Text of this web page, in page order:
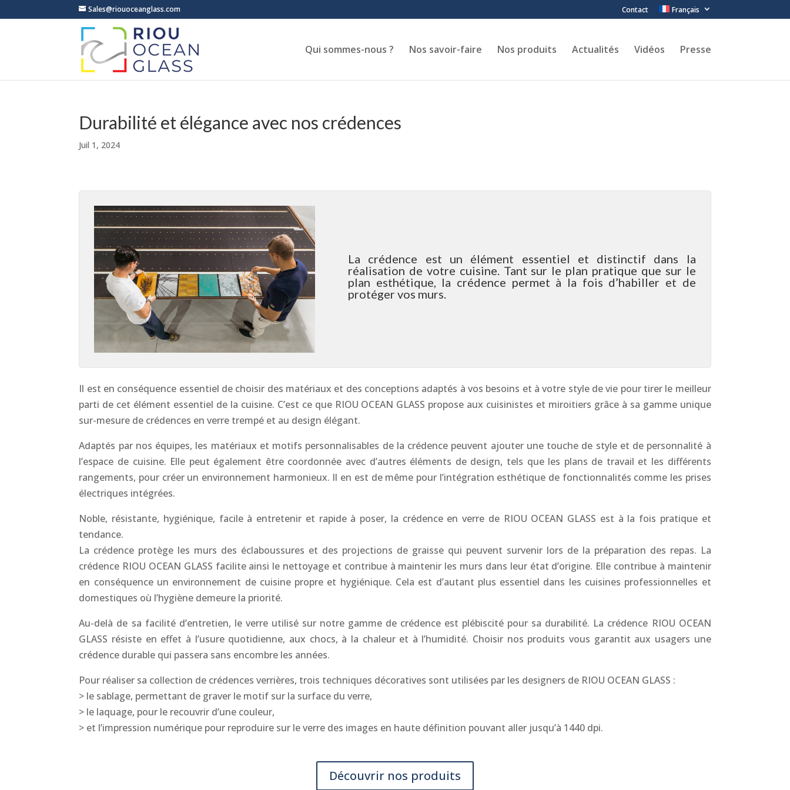
Sales@riouoceanglass.com Contact Français
Qui sommes-nous ? Nos savoir-faire Nos produits Actualités Vidéos Presse
Durabilité et élégance avec nos crédences
Juil 1, 2024
La crédence est un élément essentiel et distinctif dans la
réalisation de votre cuisine. Tant sur le plan pratique que sur le
plan esthétique, la crédence permet à la fois d’habiller et de
protéger vos murs.
Il est en conséquence essentiel de choisir des matériaux et des conceptions adaptés à vos besoins et à votre style de vie pour tirer le meilleur
parti de cet élément essentiel de la cuisine. C’est ce que RIOU OCEAN GLASS propose aux cuisinistes et miroitiers grâce à sa gamme unique
sur-mesure de crédences en verre trempé et au design élégant.
Adaptés par nos équipes, les matériaux et motifs personnalisables de la crédence peuvent ajouter une touche de style et de personnalité à
l’espace de cuisine. Elle peut également être coordonnée avec d’autres éléments de design, tels que les plans de travail et les différents
rangements, pour créer un environnement harmonieux. Il en est de même pour l’intégration esthétique de fonctionnalités comme les prises
électriques intégrées.
Noble, résistante, hygiénique, facile à entretenir et rapide à poser, la crédence en verre de RIOU OCEAN GLASS est à la fois pratique et
tendance.
La crédence protège les murs des éclaboussures et des projections de graisse qui peuvent survenir lors de la préparation des repas. La
crédence RIOU OCEAN GLASS facilite ainsi le nettoyage et contribue à maintenir les murs dans leur état d’origine. Elle contribue à maintenir
en conséquence un environnement de cuisine propre et hygiénique. Cela est d’autant plus essentiel dans les cuisines professionnelles et
domestiques où l’hygiène demeure la priorité.
Au-delà de sa facilité d’entretien, le verre utilisé sur notre gamme de crédence est plébiscité pour sa durabilité. La crédence RIOU OCEAN
GLASS résiste en effet à l’usure quotidienne, aux chocs, à la chaleur et à l’humidité. Choisir nos produits vous garantit aux usagers une
crédence durable qui passera sans encombre les années.
Pour réaliser sa collection de crédences verrières, trois techniques décoratives sont utilisées par les designers de RIOU OCEAN GLASS :
> le sablage, permettant de graver le motif sur la surface du verre,
> le laquage, pour le recouvrir d’une couleur,
> et l’impression numérique pour reproduire sur le verre des images en haute définition pouvant aller jusqu’à 1440 dpi.
Découvrir nos produits